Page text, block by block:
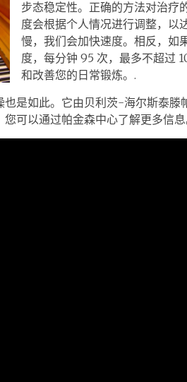
步态稳定性。正确的方法对治疗
度会根据个人情况进行调整，以
慢，我们会加快速度。相反，如
度，每分钟 95 次，最多不超过
和改善您的日常锻炼。.
也是如此。它由贝利茨-海尔斯泰
可以通过帕金森中心了解更多信息